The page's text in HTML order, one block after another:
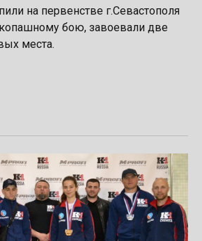
на первенстве г.Севастополя
бою, завоевали две
места.